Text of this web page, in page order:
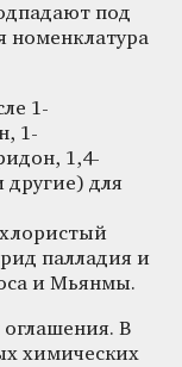
под
номенклатура
1-
1-
1,4-
другие) для
палладия и
и Мьянмы.
оглашения. В
химических